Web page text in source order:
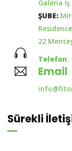
Galeria
ŞUBE:
22
Telefon:
Email
Sürekli